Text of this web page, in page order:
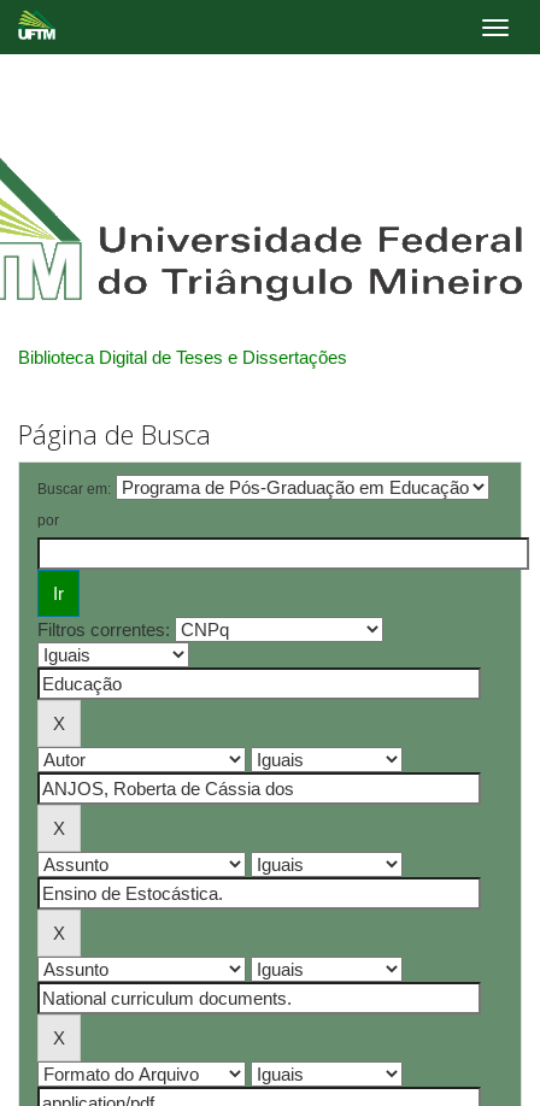
Biblioteca Digital de Teses e Dissertações
Página de Busca
Buscar em:
por
Filtros correntes: